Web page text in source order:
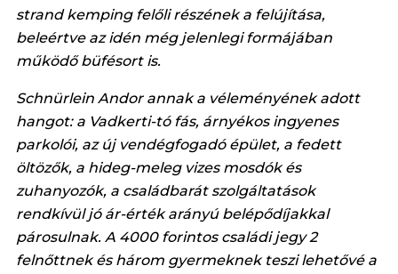
strand kemping felőli részének a felújítása,
beleértve az idén még jelenlegi formájában
működő büfésort is.
Schnürlein Andor annak a véleményének adott
hangot: a Vadkerti-tó fás, árnyékos ingyenes
parkolói, az új vendégfogadó épület, a fedett
öltözők, a hideg-meleg vizes mosdók és
zuhanyozók, a családbarát szolgáltatások
rendkívül jó ár-érték arányú belépődíjakkal
párosulnak. A 4000 forintos családi jegy 2
felnőttnek és három gyermeknek teszi lehetővé a